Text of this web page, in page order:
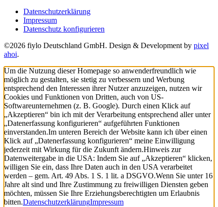
Datenschutzerklärung
Impressum
Datenschutz konfigurieren
©2026 fiylo Deutschland GmbH. Design & Development by pixel
ahoi.
Um die Nutzung dieser Homepage so anwenderfreundlich wie
möglich zu gestalten, sie stetig zu verbessern und Werbung
entsprechend den Interessen ihrer Nutzer anzuzeigen, nutzen wir
Cookies und Funktionen von Dritten, auch von US-
Softwareunternehmen (z. B. Google). Durch einen Klick auf
„Akzeptieren“ bin ich mit der Verarbeitung entsprechend aller unter
„Datenerfassung konfigurieren“ aufgeführten Funktionen
einverstanden.Im unteren Bereich der Website kann ich über einen
Klick auf „Datenerfassung konfigurieren“ meine Einwilligung
jederzeit mit Wirkung für die Zukunft ändern.Hinweis zur
Datenweitergabe in die USA: Indem Sie auf „Akzeptieren“ klicken,
willigen Sie ein, dass Ihre Daten auch in den USA verarbeitet
werden – gem. Art. 49 Abs. 1 S. 1 lit. a DSGVO.Wenn Sie unter 16
Jahre alt sind und Ihre Zustimmung zu freiwilligen Diensten geben
möchten, müssen Sie Ihre Erziehungsberechtigten um Erlaubnis
bitten.DatenschutzerklärungImpressum